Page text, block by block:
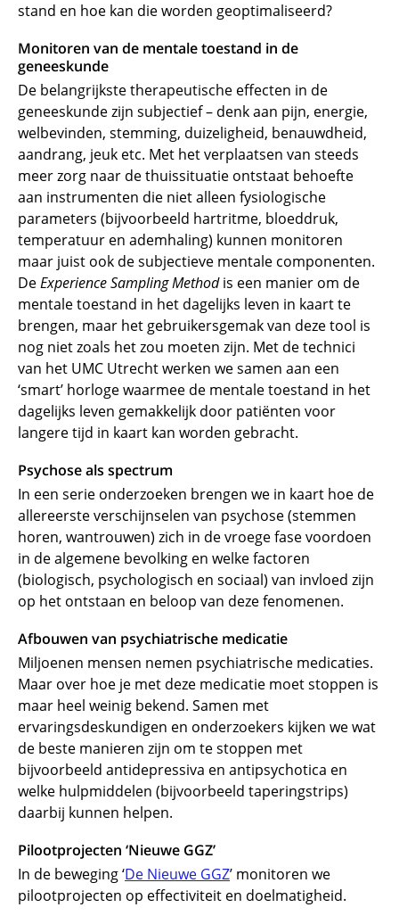
stand en hoe kan die worden geoptimaliseerd?
Monitoren van de mentale toestand in de
geneeskunde
De belangrijkste therapeutische effecten in de
geneeskunde zijn subjectief – denk aan pijn, energie,
welbevinden, stemming, duizeligheid, benauwdheid,
aandrang, jeuk etc. Met het verplaatsen van steeds
meer zorg naar de thuissituatie ontstaat behoefte
aan instrumenten die niet alleen fysiologische
parameters (bijvoorbeeld hartritme, bloeddruk,
temperatuur en ademhaling) kunnen monitoren
maar juist ook de subjectieve mentale componenten.
DeExperience Sampling Methodis een manier om de
mentale toestand in het dagelijks leven in kaart te
brengen, maar het gebruikersgemak van deze tool is
nog niet zoals het zou moeten zijn. Met de technici
van het UMC Utrecht werken we samen aan een
‘smart’ horloge waarmee de mentale toestand in het
dagelijks leven gemakkelijk door patiënten voor
langere tijd in kaart kan worden gebracht.
Psychose als spectrum
In een serie onderzoeken brengen we in kaart hoe de
allereerste verschijnselen van psychose (stemmen
horen, wantrouwen) zich in de vroege fase voordoen
in de algemene bevolking en welke factoren
(biologisch, psychologisch en sociaal) van invloed zijn
op het ontstaan en beloop van deze fenomenen.
Afbouwen van psychiatrische medicatie
Miljoenen mensen nemen psychiatrische medicaties.
Maar over hoe je met deze medicatie moet stoppen is
maar heel weinig bekend. Samen met
ervaringsdeskundigen en onderzoekers kijken we wat
de beste manieren zijn om te stoppen met
bijvoorbeeld antidepressiva en antipsychotica en
welke hulpmiddelen (bijvoorbeeld taperingstrips)
daarbij kunnen helpen.
Pilootprojecten ‘Nieuwe GGZ’
In de beweging ‘De Nieuwe GGZ’ monitoren we
pilootprojecten op effectiviteit en doelmatigheid.